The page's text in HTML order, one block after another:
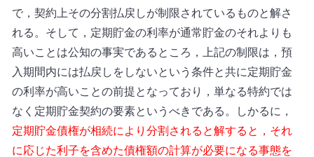
で，契約上その分割払戻しが制限されているものと解さ
れる。そして，定期貯金の利率が通常貯金のそれよりも
高いことは公知の事実であるところ，上記の制限は，預
入期間内には払戻しをしないという条件と共に定期貯金
の利率が高いことの前提となっており，単なる特約では
なく定期貯金契約の要素というべきである。しかるに，
定期貯金債権が相続により分割されると解すると，それ
に応じた利子を含めた債権額の計算が必要になる事態を